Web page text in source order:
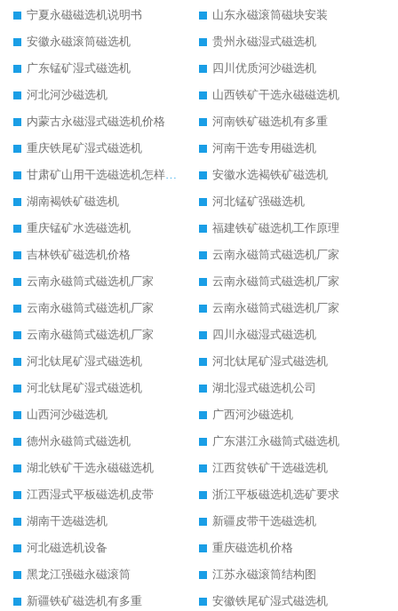
宁夏永磁磁选机说明书
山东永磁滚筒磁块安装
安徽永磁滚筒磁选机
贵州永磁湿式磁选机
广东锰矿湿式磁选机
四川优质河沙磁选机
河北河沙磁选机
山西铁矿干选永磁磁选机
内蒙古永磁湿式磁选机价格
河南铁矿磁选机有多重
重庆铁尾矿湿式磁选机
河南干选专用磁选机
甘肃矿山用干选磁选机怎样调磁
安徽水选褐铁矿磁选机
湖南褐铁矿磁选机
河北锰矿强磁选机
重庆锰矿水选磁选机
福建铁矿磁选机工作原理
吉林铁矿磁选机价格
云南永磁筒式磁选机厂家
云南永磁筒式磁选机厂家
云南永磁筒式磁选机厂家
云南永磁筒式磁选机厂家
云南永磁筒式磁选机厂家
云南永磁筒式磁选机厂家
四川永磁湿式磁选机
河北钛尾矿湿式磁选机
河北钛尾矿湿式磁选机
河北钛尾矿湿式磁选机
湖北湿式磁选机公司
山西河沙磁选机
广西河沙磁选机
德州永磁筒式磁选机
广东湛江永磁筒式磁选机
湖北铁矿干选永磁磁选机
江西贫铁矿干选磁选机
江西湿式平板磁选机皮带
浙江平板磁选机选矿要求
湖南干选磁选机
新疆皮带干选磁选机
河北磁选机设备
重庆磁选机价格
黑龙江强磁永磁滚筒
江苏永磁滚筒结构图
新疆铁矿磁选机有多重
安徽铁尾矿湿式磁选机